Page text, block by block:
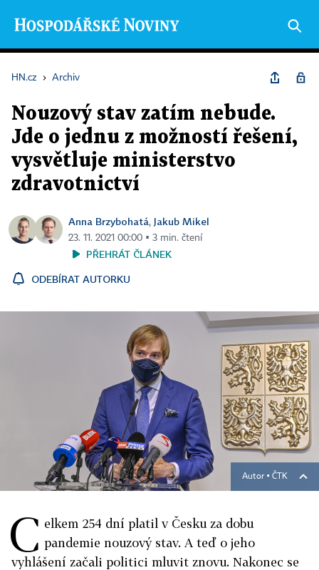
HN.cz › Archiv
Nouzový stav zatím nebude.
Jde o jednu z možností řešení,
vysvětluje ministerstvo
zdravotnictví
Anna Brzybohatá, Jakub Mikel
23. 11. 2021 00:00 ▪ 3 min. čtení
PŘEHRÁT ČLÁNEK
ODEBÍRAT AUTORKU
Autor ▪ ČTK
C elkem 254 dní platil v Česku za dobu
pandemie nouzový stav. A teď o jeho
vyhlášení začali politici mluvit znovu. Nakonec se